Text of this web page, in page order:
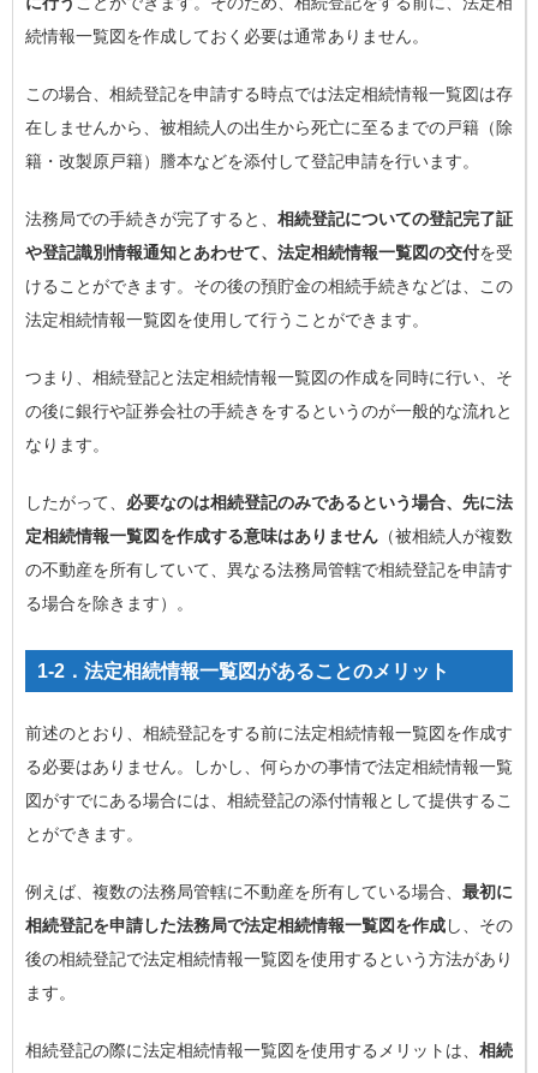
続情報一覧図を作成しておく必要は通常ありません。
この場合、相続登記を申請する時点では法定相続情報一覧図は存
在しませんから、被相続人の出生から死亡に至るまでの戸籍（除
籍・改製原戸籍）謄本などを添付して登記申請を行います。
法務局での手続きが完了すると、 相続登記についての登記完了証
や登記識別情報通知とあわせて、法定相続情報一覧図の交付を受
けることができます。その後の預貯金の相続手続きなどは、この
法定相続情報一覧図を使用して行うことができます。
つまり、相続登記と法定相続情報一覧図の作成を同時に行い、そ
の後に銀行や証券会社の手続きをするというのが一般的な流れと
なります。
したがって、 必要なのは相続登記のみであるという場合、先に法
定相続情報一覧図を作成する意味はありません （被相続人が複数
の不動産を所有していて、異なる法務局管轄で相続登記を申請す
る場合を除きます）。
1-2．法定相続情報一覧図があることのメリット
前述のとおり、相続登記をする前に法定相続情報一覧図を作成す
る必要はありません。しかし、何らかの事情で法定相続情報一覧
図がすでにある場合には、相続登記の添付情報として提供するこ
とができます。
例えば、複数の法務局管轄に不動産を所有している場合、 最初に
相続登記を申請した法務局で法定相続情報一覧図を作成し、その
後の相続登記で法定相続情報一覧図を使用するという方法があり
ます。
相続登記の際に法定相続情報一覧図を使用するメリットは、 相続